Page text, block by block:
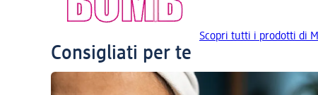
Scopri tutti i prodotti di
Consigliati per te